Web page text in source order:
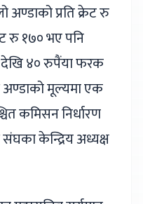
प्रति क्रेट रु
रु १७० भए पनि
देखि ४० रुपैंया फरक
मूल्यमा एक
कमिसन निर्धारण
केन्द्रिय अध्यक्ष